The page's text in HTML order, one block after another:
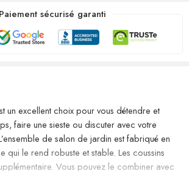
Paiement sécurisé garanti
un excellent choix pour vous détendre et
faire une sieste ou discuter avec votre
de salon de jardin est fabriqué en
qui le rend robuste et stable. Les coussins
Vous pouvez le combiner avec